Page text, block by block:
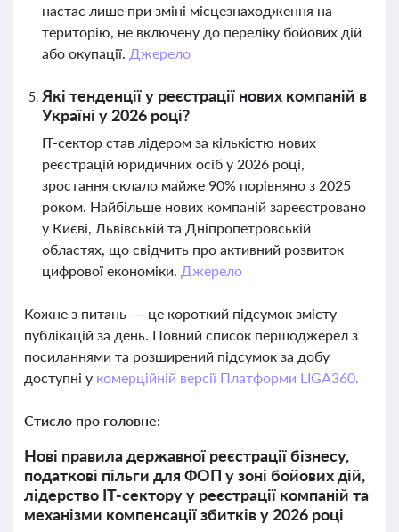
настає лише при зміні місцезнаходження на
територію, не включену до переліку бойових дій
або окупації. Джерело
Які тенденції у реєстрації нових компаній в
Україні у 2026 році?
ІТ-сектор став лідером за кількістю нових
реєстрацій юридичних осіб у 2026 році,
зростання склало майже 90% порівняно з 2025
роком. Найбільше нових компаній зареєстровано
у Києві, Львівській та Дніпропетровській
областях, що свідчить про активний розвиток
цифрової економіки. Джерело
Кожне з питань — це короткий підсумок змісту
публікацій за день. Повний список першоджерел з
посиланнями та розширений підсумок за добу
доступні у комерційній версії Платформи LIGA360.
Стисло про головне:
Нові правила державної реєстрації бізнесу,
податкові пільги для ФОП у зоні бойових дій,
лідерство ІТ-сектору у реєстрації компаній та
механізми компенсації збитків у 2026 році